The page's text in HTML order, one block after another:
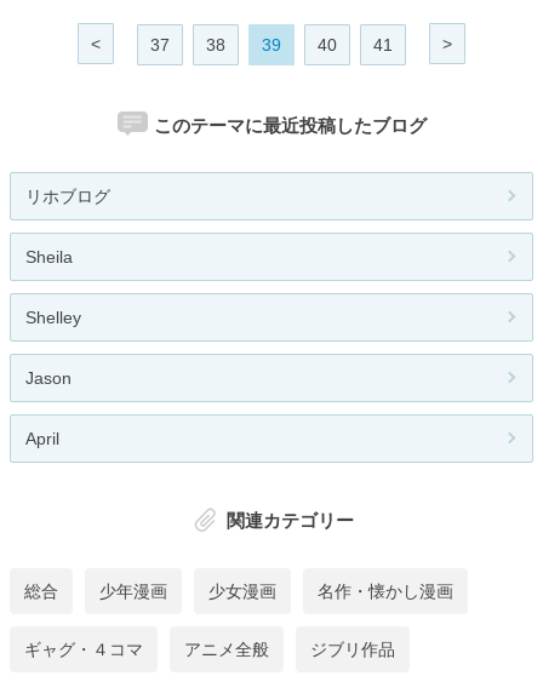
< 37 38 39 40 41 >
このテーマに最近投稿したブログ
リホブログ
Sheila
Shelley
Jason
April
関連カテゴリー
総合 少年漫画 少女漫画 名作・懐かし漫画
ギャグ・４コマ アニメ全般 ジブリ作品